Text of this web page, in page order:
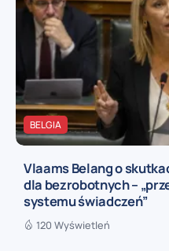
BELGIA
Vlaams Belang o
dla bezrobotnych –
systemu świadczeń”
120 Wyświetleń